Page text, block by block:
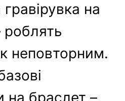
на
роблять
неповторним.